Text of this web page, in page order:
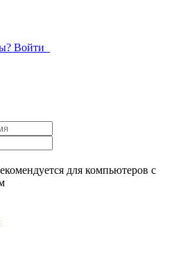
Войти
для компьютеров с